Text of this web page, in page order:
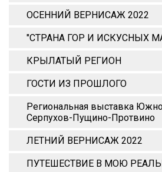
ОСЕННИЙ ВЕРНИСАЖ 2022
"СТРАНА ГОР И ИСКУСНЫХ
КРЫЛАТЫЙ РЕГИОН
ГОСТИ ИЗ ПРОШЛОГО
Региональная выставка
Серпухов-Пущино-Протвино
ЛЕТНИЙ ВЕРНИСАЖ 2022
ПУТЕШЕСТВИЕ В МОЮ